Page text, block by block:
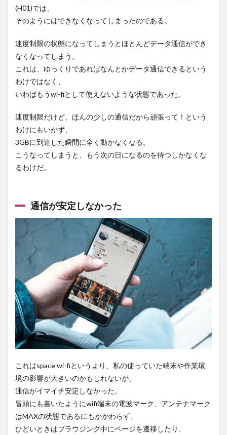
(H01)では、
そのようにはできなくなってしまったのである。
速度制限の状態になってしまうとほとんどデータ通信ができ
なくなってしまう。
これは、ゆっくりであればなんとかデータ通信できるという
わけではなく、
いわばもうwi-fiとして使えないような状態であった。
速度制限だけど、ほんの少しの通信だから頑張って！という
わけにもいかず、
3GBに到達した瞬間に全く動かなくなる。
こうなってしまうと、もう次の日になるのを待つしかなくな
るわけだ。
通信が安定しなかった
これはspace wi-fiというより、私の使っていた端末や作業環
境の影響が大きいのかもしれないが、
通信がイマイチ安定しなかった。
冒頭にも書いたようにwifi端末の電波マーク、アンテナマーク
はMAXの状態であるにもかかわらず、
ひどいときはブラウジング中にページを遷移したり、